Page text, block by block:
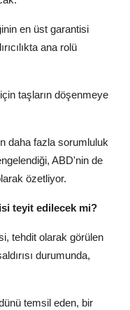
en üst garantisi
ana rolü
taşların döşenmeye
daha fazla sorumluluk
ABD'nin de
özetliyor.
teyit edilecek mi?
tehdit olarak görülen
durumunda,
temsil eden, bir